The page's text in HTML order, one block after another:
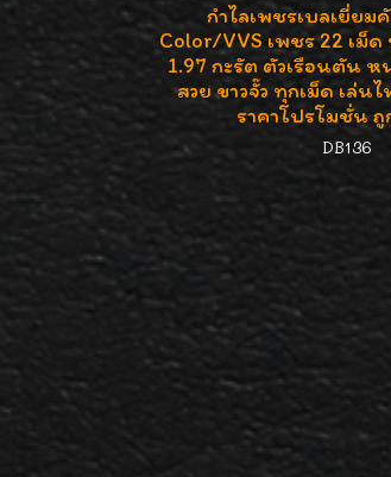
กำไลเพชรเบลเยี่ยม
Color/VVS เพชร 22 เม็
1.97 กะรัต ตัวเรือนตัน ห
สวย ขาวจั๊ว ทุกเม็ด เล่น
ราคาโปรโมชั่น
DB136